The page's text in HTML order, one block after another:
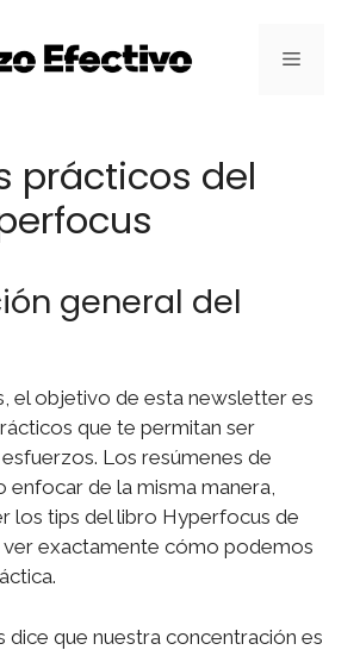
Menú
prácticos del
general del
el objetivo de esta newsletter es
que te permitan ser
Los resúmenes de
enfocar de la misma manera,
los tips del libro Hyperfocus de
ver exactamente cómo podemos
dice que nuestra concentración es